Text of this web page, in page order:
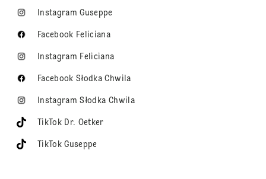
Instagram Guseppe
Facebook Feliciana
Instagram Feliciana
Facebook Słodka Chwila
Instagram Słodka Chwila
TikTok Dr. Oetker
TikTok Guseppe